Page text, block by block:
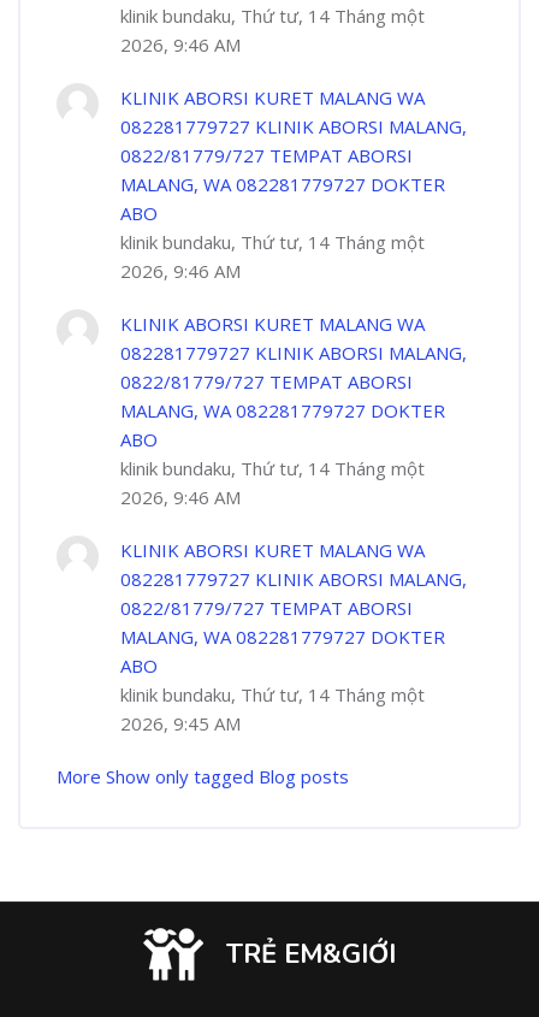
klinik bundaku, Thứ tư, 14 Tháng một
2026, 9:46 AM
KLINIK ABORSI KURET MALANG WA
082281779727 KLINIK ABORSI MALANG,
0822/81779/727 TEMPAT ABORSI
MALANG, WA 082281779727 DOKTER
ABO
klinik bundaku, Thứ tư, 14 Tháng một
2026, 9:46 AM
KLINIK ABORSI KURET MALANG WA
082281779727 KLINIK ABORSI MALANG,
0822/81779/727 TEMPAT ABORSI
MALANG, WA 082281779727 DOKTER
ABO
klinik bundaku, Thứ tư, 14 Tháng một
2026, 9:46 AM
KLINIK ABORSI KURET MALANG WA
082281779727 KLINIK ABORSI MALANG,
0822/81779/727 TEMPAT ABORSI
MALANG, WA 082281779727 DOKTER
ABO
klinik bundaku, Thứ tư, 14 Tháng một
2026, 9:45 AM
More Show only tagged Blog posts
TRẺ EM&GIỚI